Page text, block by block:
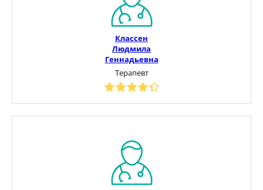
Классен
Людмила
Геннадьевна
Терапевт